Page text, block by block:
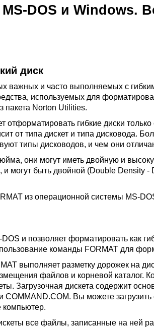
DOS и Windows.
диск
важных и часто выполняемых с
используемых для
пакета Norton Utilities.
отформатировать гибкие диски
от типа дискет и типа дисковода.
типы дисководов, и чем они
они могут иметь двойную и
могут быть двойной (Double Density -
из операционной системы MS-
и позволяет форматировать как
команды FORMAT для
выполняет разметку дорожек на
файлов и корневой каталог.
Загрузочная дискета содержит
Вы можете загрузить
компьютер.
все файлы, записанные на ней